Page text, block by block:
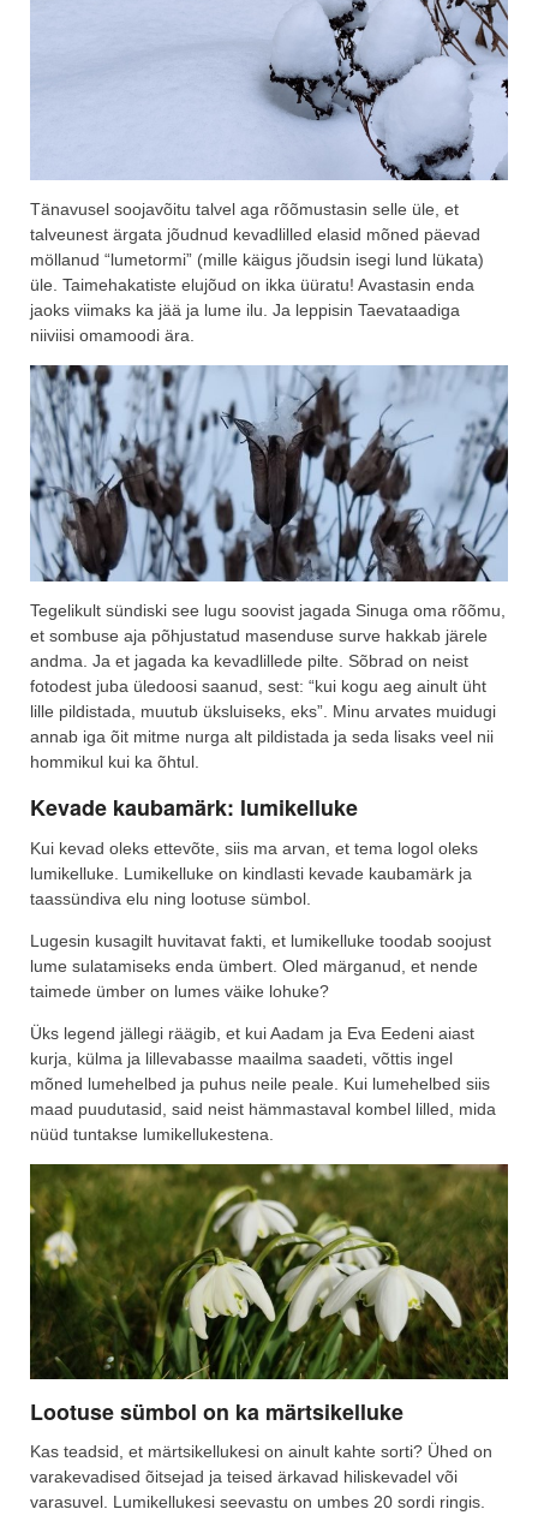
Tänavusel soojavõitu talvel aga rõõmustasin selle üle, et
talveunest ärgata jõudnud kevadlilled elasid mõned päevad
möllanud “lumetormi” (mille käigus jõudsin isegi lund lükata)
üle. Taimehakatiste elujõud on ikka üüratu! Avastasin enda
jaoks viimaks ka jää ja lume ilu. Ja leppisin Taevataadiga
niiviisi omamoodi ära.
Tegelikult sündiski see lugu soovist jagada Sinuga oma rõõmu,
et sombuse aja põhjustatud masenduse surve hakkab järele
andma. Ja et jagada ka kevadlillede pilte. Sõbrad on neist
fotodest juba üledoosi saanud, sest: “kui kogu aeg ainult üht
lille pildistada, muutub üksluiseks, eks”. Minu arvates muidugi
annab iga õit mitme nurga alt pildistada ja seda lisaks veel nii
hommikul kui ka õhtul.
Kevade kaubamärk: lumikelluke
Kui kevad oleks ettevõte, siis ma arvan, et tema logol oleks
lumikelluke. Lumikelluke on kindlasti kevade kaubamärk ja
taassündiva elu ning lootuse sümbol.
Lugesin kusagilt huvitavat fakti, et lumikelluke toodab soojust
lume sulatamiseks enda ümbert. Oled märganud, et nende
taimede ümber on lumes väike lohuke?
Üks legend jällegi räägib, et kui Aadam ja Eva Eedeni aiast
kurja, külma ja lillevabasse maailma saadeti, võttis ingel
mõned lumehelbed ja puhus neile peale. Kui lumehelbed siis
maad puudutasid, said neist hämmastaval kombel lilled, mida
nüüd tuntakse lumikellukestena.
Lootuse sümbol on ka märtsikelluke
Kas teadsid, et märtsikellukesi on ainult kahte sorti? Ühed on
varakevadised õitsejad ja teised ärkavad hiliskevadel või
varasuvel. Lumikellukesi seevastu on umbes 20 sordi ringis.